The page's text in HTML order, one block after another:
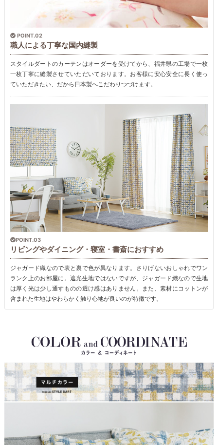
POINT.02
職人による丁寧な国内縫製
スタイルダートのカーテンはオーダーを受けてから、福井県の工場で一枚
一枚丁寧に縫製させていただいております。お客様に安心安全に長く使っ
ていただきたい、だから日本製へこだわりつづけます。
POINT.03
リビングやダイニング・寝室・書斎におすすめ
ジャガード織なので表と裏で色が異なります。さりげないおしゃれでワン
ランク上のお部屋に。遮光生地ではないですが、ジャガード織なので生地
は厚く光は少し通すものの透け感はありません。また、素材にコットンが
含まれた生地はやわらかく触り心地が良いのが特徴です。